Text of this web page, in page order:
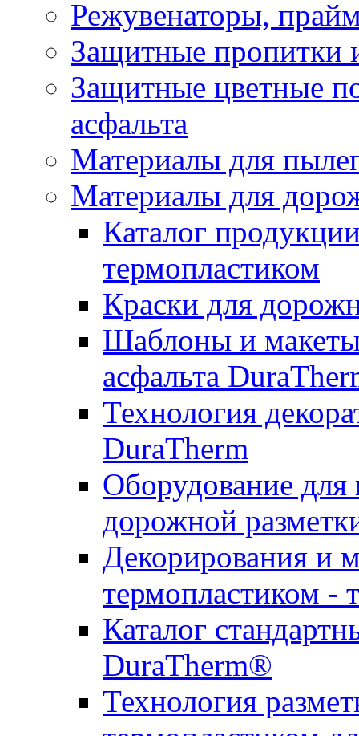
Режувенаторы,
Защитные пропитки
Защитные цветные
асфальта
Материалы для
Материалы для
Каталог
термопластиком
Краски для
Шаблоны и макеты
асфальта
Технология
DuraTherm
Оборудование для
дорожной
Декорирования и
термопластиком -
Каталог
DuraTherm®
Технология